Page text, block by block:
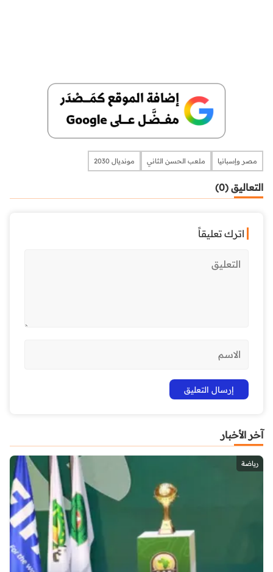
مصر وإسبانيا ملعب الحسن الثاني مونديال 2030
التعاليق (0)
اترك تعليقاً
آخر الأخبار
رياضة